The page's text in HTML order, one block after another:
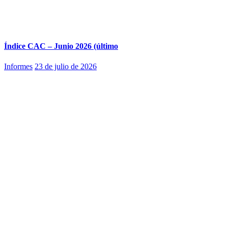
Índice CAC – Junio 2026 (último
Informes 23 de julio de 2026